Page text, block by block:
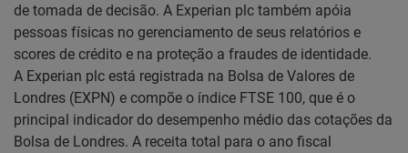
de tomada de decisão. A Experian plc também apóia
pessoas físicas no gerenciamento de seus relatórios e
scores de crédito e na proteção a fraudes de identidade.
A Experian plc está registrada na Bolsa de Valores de
Londres (EXPN) e compõe o índice FTSE 100, que é o
principal indicador do desempenho médio das cotações da
Bolsa de Londres. A receita total para o ano fiscal